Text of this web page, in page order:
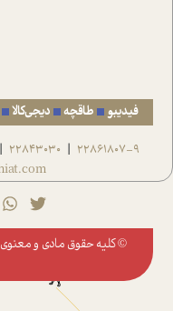
فیدیبو طاقچه دیجی‌کالا
22861807-9
|
22843030
|
© کلیه حقوق مادی و